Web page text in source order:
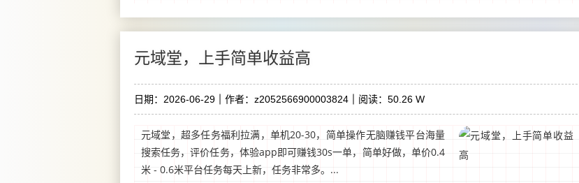
元域堂，上手简单收益高
日期：2026-06-29 作者：z2052566900003824 阅读：50.26 W
元域堂，超多任务福利拉满，单机20-30，简单操作无脑赚钱平台海量
搜索任务，评价任务，体验app即可赚钱30s一单，简单好做，单价0.4
米 - 0.6米平台任务每天上新，任务非常多。...